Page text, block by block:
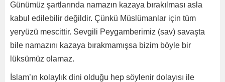
Günümüz şartlarında namazın kazaya bırakılması asla
kabul edilebilir değildir. Çünkü Müslümanlar için tüm
yeryüzü mescittir. Sevgili Peygamberimiz (sav) savaşta
bile namazını kazaya bırakmamışsa bizim böyle bir
lüksümüz olamaz.
İslam’ın kolaylık dini olduğu hep söylenir dolayısı ile